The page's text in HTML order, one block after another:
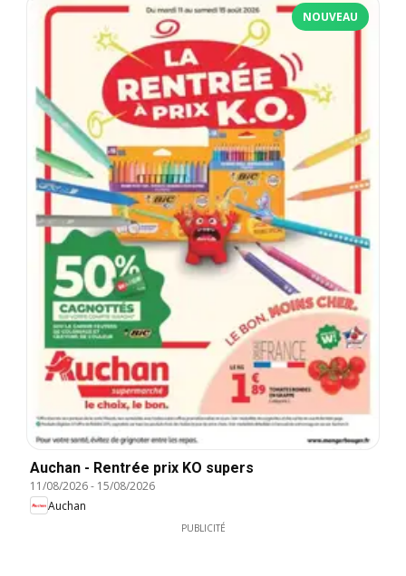
NOUVEAU
Auchan - Rentrée prix KO supers
11/08/2026- 15/08/2026
Auchan
PUBLICITÉ